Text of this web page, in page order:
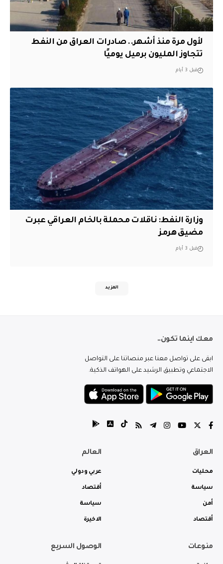
لأول مرة منذ أشهر.. صادرات العراق من النفط
تتجاوز المليون برميل يوميًا
قبل 3 أيام
وزارة النفط: ناقلات محملة بالخام العراقي عبرت
مضيق هرمز
قبل 3 أيام
المزيد
معك اينما تكون..
ابقى على تواصل معنا عبر منصاتنا على التواصل
الاجتماعي وتطبيق الرشيد على الهواتف الذكية.
العراق
محليات
سياسة
أمن
أقتصاد
العالم
عربي ودولي
أقتصاد
سياسة
الاخيرة
منوعات الوصول السريع